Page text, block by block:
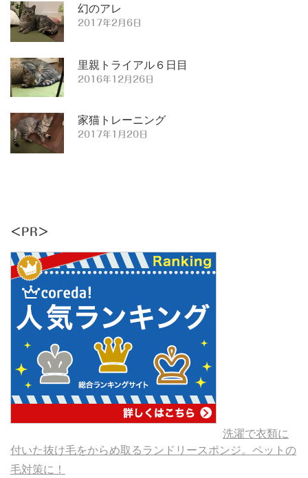
幻のアレ
2017年2月6日
里親トライアル６日目
2016年12月26日
家猫トレーニング
2017年1月20日
＜PR＞
洗濯で衣類に
付いた抜け毛をからめ取るランドリースポンジ。ペットの
毛対策に！